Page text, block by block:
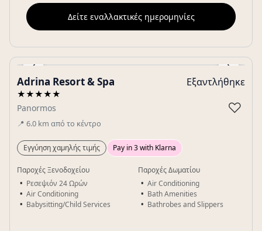
Δείτε εναλλακτικές ημερομηνίες
‹ ›
Gallery
Adrina Resort & Spa
★★★★★
Panormos
📍 6.0 km από το κέντρο
Εξαντλήθηκε
♡
Εγγύηση χαμηλής τιμής Pay in 3 with Klarna
Παροχές Ξενοδοχείου
Ρεσεψιόν 24 Ωρών
Air Conditioning
Babysitting/Child Services
Παροχές Δωματίου
Air Conditioning
Bath Amenities
Bathrobes and Slippers